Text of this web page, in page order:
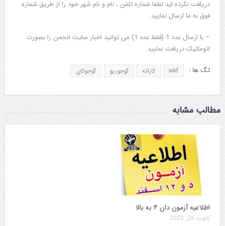
دریافت نکرده اید لطفا شماره تلفن ، نام و نام شهر خود را از طریق شماره
فوق به ما ارسال نمایید.
– با ارسال عدد 1 (فقط عدد 1) می توانید اخبار سایت انجمن را بصورت
اتوماتیک دریافت نمایید.
تگ ها : wkf کاراته گوجوریو گوجوکای
مطالب مشابه
اطلاعیه آزمون دان ۴ به بالا
ژانویه 26, 2023